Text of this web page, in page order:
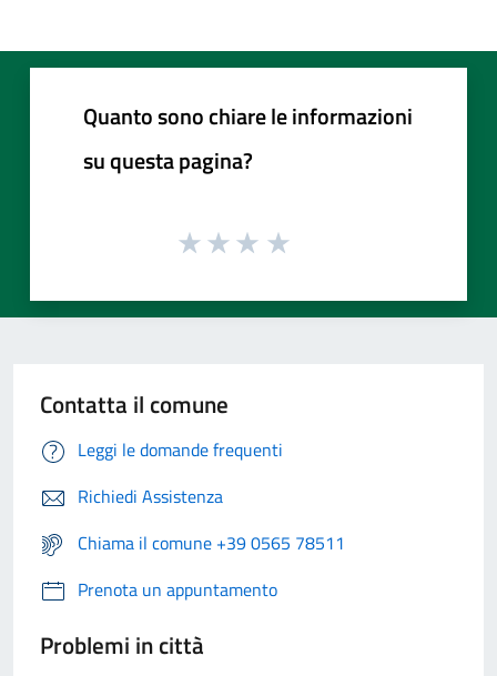
Quanto sono chiare le informazioni
su questa pagina?
Contatta il comune
Leggi le domande frequenti
Richiedi Assistenza
Chiama il comune +39 0565 78511
Prenota un appuntamento
Problemi in città